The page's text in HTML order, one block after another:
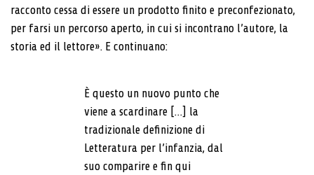
racconto cessa di essere un prodotto finito e preconfezionato,
per farsi un percorso aperto, in cui si incontrano l’autore, la
storia ed il lettore». E continuano:
È questo un nuovo punto che
viene a scardinare […] la
tradizionale definizione di
Letteratura per l’infanzia, dal
suo comparire e fin qui